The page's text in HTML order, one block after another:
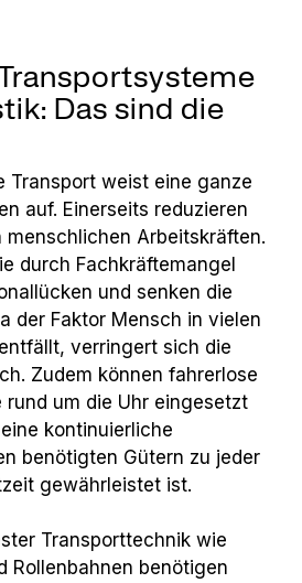
Das sind die
Transport weist eine ganze
auf. Einerseits reduzieren
menschlichen Arbeitskräften.
durch Fachkräftemangel
und senken die
der Faktor Mensch in vielen
verringert sich die
Zudem können fahrerlose
rund um die Uhr eingesetzt
kontinuierliche
benötigten Gütern zu jeder
gewährleistet ist.
Transporttechnik wie
Rollenbahnen benötigen